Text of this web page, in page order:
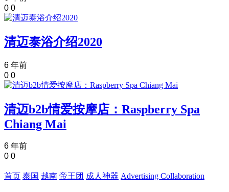
0 0
清迈泰浴介绍2020
6 年前
0 0
清迈b2b情爱按摩店：Raspberry Spa
Chiang Mai
6 年前
0 0
首页 泰国 越南 帝王团 成人神器 Advertising Collaboration